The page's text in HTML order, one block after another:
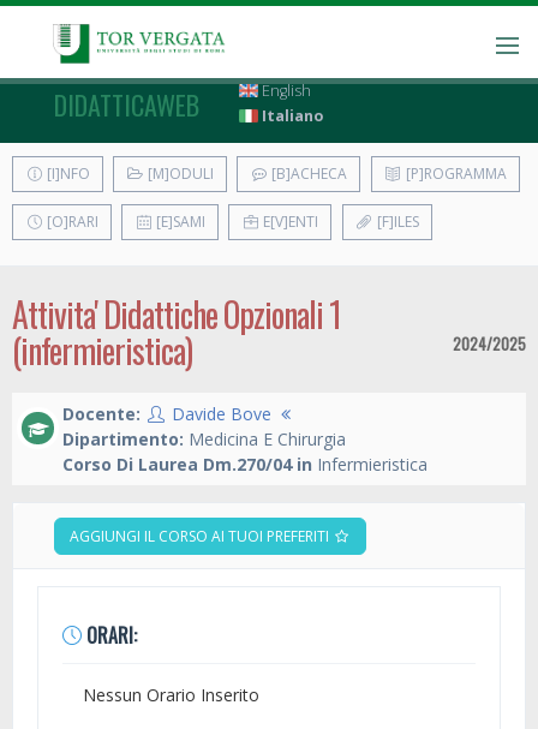
DIDATTICAWEB
English
Italiano
[I]NFO [M]ODULI [B]ACHECA [P]ROGRAMMA
[O]RARI [E]SAMI E[V]ENTI [F]ILES
Attivita' Didattiche Opzionali 1
(infermieristica) 2024/2025
Docente:
Davide Bove
Dipartimento: Medicina E Chirurgia
Corso Di Laurea Dm.270/04 in Infermieristica
AGGIUNGI IL CORSO AI TUOI PREFERITI
ORARI:
Nessun Orario Inserito